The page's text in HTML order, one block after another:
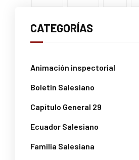
CATEGORÍAS
Animación inspectorial
Boletin Salesiano
Capítulo General 29
Ecuador Salesiano
Familia Salesiana